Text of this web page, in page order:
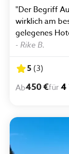
"Der Begriff
wirklich am
gelegenes
kompetente
haben hilft,
aber auch mit
- Rike B.
5 (3)
Ab450 €für4